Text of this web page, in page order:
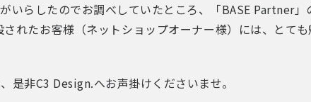
いらしたのでお調べしていたところ、「BASE Partner」
れたお客様（ネットショップオーナー様）には、とて
是非C3 Design.へお声掛けくださいませ。